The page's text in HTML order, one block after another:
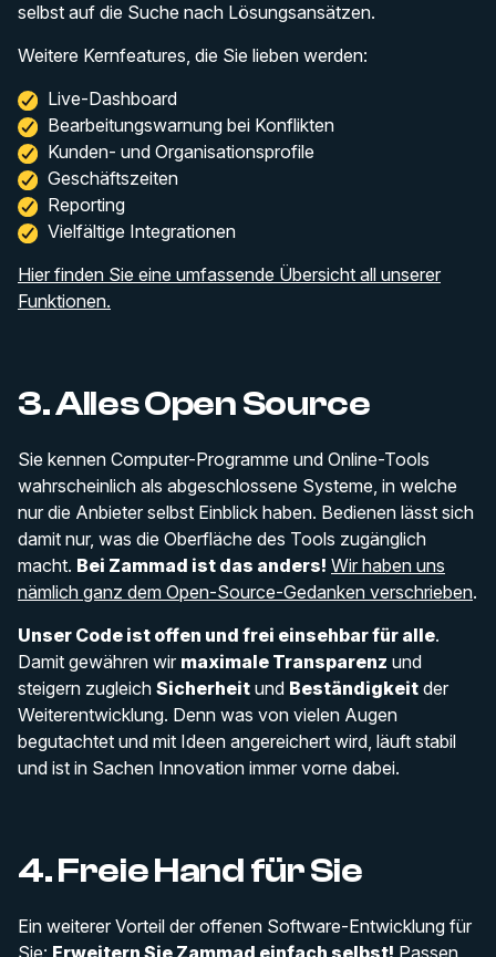
selbst auf die Suche nach Lösungsansätzen.
Weitere Kernfeatures, die Sie lieben werden:
Live-Dashboard
Bearbeitungswarnung bei Konflikten
Kunden- und Organisationsprofile
Geschäftszeiten
Reporting
Vielfältige Integrationen
Hier finden Sie eine umfassende Übersicht all unserer
Funktionen.
3. Alles Open Source
Sie kennen Computer-Programme und Online-Tools
wahrscheinlich als abgeschlossene Systeme, in welche
nur die Anbieter selbst Einblick haben. Bedienen lässt sich
damit nur, was die Oberfläche des Tools zugänglich
macht. Bei Zammad ist das anders! Wir haben uns
nämlich ganz dem Open-Source-Gedanken verschrieben.
Unser Code ist offen und frei einsehbar für alle.
Damit gewähren wir maximale Transparenz und
steigern zugleich Sicherheit und Beständigkeit der
Weiterentwicklung. Denn was von vielen Augen
begutachtet und mit Ideen angereichert wird, läuft stabil
und ist in Sachen Innovation immer vorne dabei.
4. Freie Hand für Sie
Ein weiterer Vorteil der offenen Software-Entwicklung für
Sie: Erweitern Sie Zammad einfach selbst! Passen